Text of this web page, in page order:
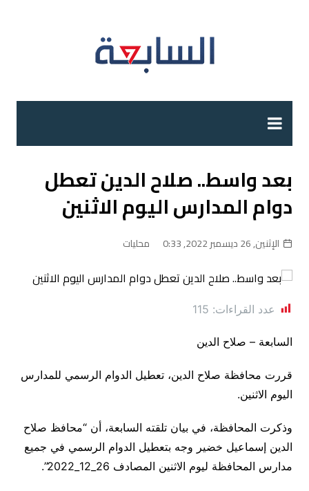
بعد واسط.. صلاح الدين تعطل
دوام المدارس اليوم الاثنين
الإثنين, 26 ديسمبر 2022, 0:33 محليات
عدد القراءات: 115
السابعة – صلاح الدين
قررت محافظة صلاح الدين، تعطيل الدوام الرسمي للمدارس
اليوم الاثنين.
وذكرت المحافظة، في بيان تلقته السابعة، أن “محافظ صلاح
الدين إسماعيل خضير وجه بتعطيل الدوام الرسمي في جميع
مدارس المحافظة ليوم الاثنين المصادف 26_12_2022”.